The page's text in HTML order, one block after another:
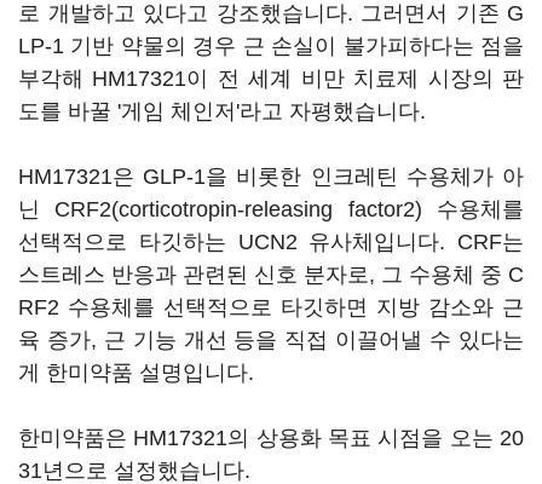
로 개발하고 있다고 강조했습니다. 그러면서 기존 G
LP-1 기반 약물의 경우 근 손실이 불가피하다는 점을
부각해 HM17321이 전 세계 비만 치료제 시장의 판
도를 바꿀 '게임 체인저'라고 자평했습니다.
HM17321은 GLP-1을 비롯한 인크레틴 수용체가 아
닌 CRF2(corticotropin-releasing factor2) 수용체를
선택적으로 타깃하는 UCN2 유사체입니다. CRF는
스트레스 반응과 관련된 신호 분자로, 그 수용체 중 C
RF2 수용체를 선택적으로 타깃하면 지방 감소와 근
육 증가, 근 기능 개선 등을 직접 이끌어낼 수 있다는
게 한미약품 설명입니다.
한미약품은 HM17321의 상용화 목표 시점을 오는 20
31년으로 설정했습니다.